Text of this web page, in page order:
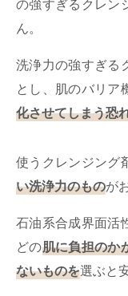
の強すぎるクレン
ん。
洗浄力の強すぎる
とし、肌のバリア
化させてしまう恐
使うクレンジング
い洗浄力のものが
石油系合成界面活
どの肌に負担のか
ないものを選ぶと